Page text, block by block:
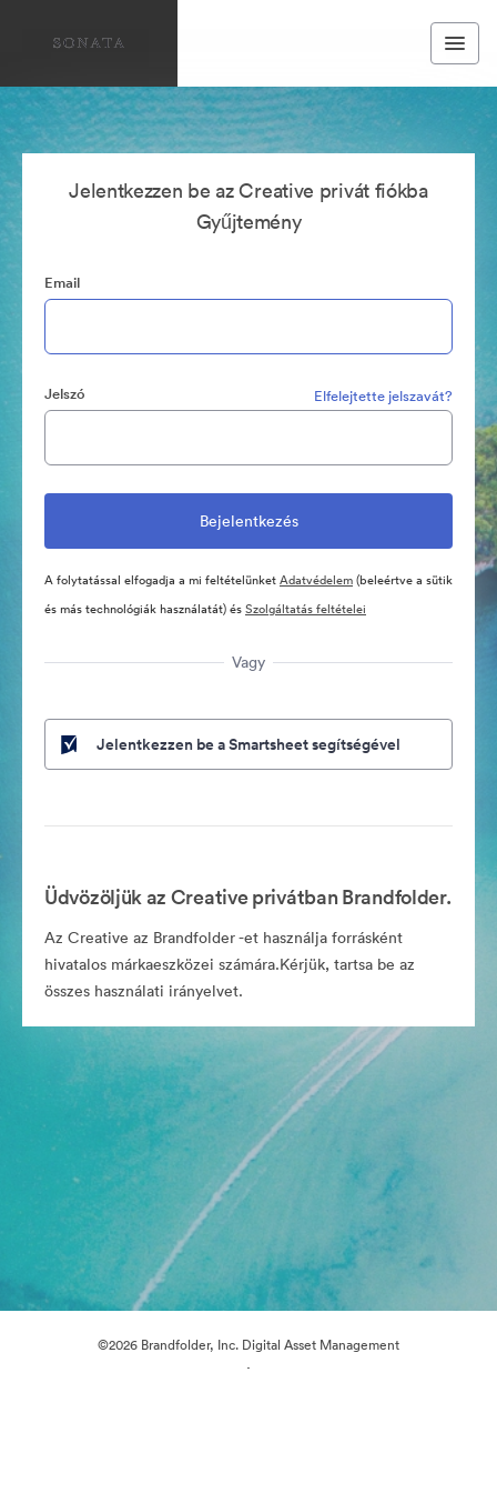
Jelentkezzen be az Creative privát fiókba
Gyűjtemény
Email
Jelszó Elfelejtette jelszavát?
A folytatással elfogadja a mi feltételünketAdatvédelem(beleértve a sütik
és más technológiák használatát) ésSzolgáltatás feltételei
Vagy
Jelentkezzen be a Smartsheet segítségével
Üdvözöljük az Creative privátban Brandfolder.
Az Creative az Brandfolder -et használja forrásként
hivatalos márkaeszközei számára.Kérjük, tartsa be az
összes használati irányelvet.
©2026 Brandfolder, Inc. Digital Asset Management
·